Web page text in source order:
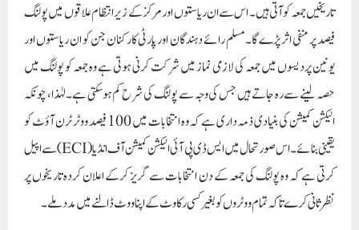
تاریخیں جمعہ کو آتی ہیں۔ اس سے ان ریاستوں اور مرکز کے زیر انتظام علاقوں میں پولنگ
فیصد پر منفی اثر پڑے گا۔مسلم رائے دہندگان اور پارٹی کارکنان جن کو ان ریاستوں اور
یونین پردیسوں میں جمعہ کی لازمی نماز میں شرکت کرنی ہوتی ہے وہ جمعہ کو پولنگ میں
حصہ لینے سے رہ جاتے ہیں جس کی وجہ سے پولنگ کی شرح کم ہوسکتی ہے۔لہٰذا، چونکہ
الیکشن کمیشن کی بنیادی ذمہ داری ہے کہ وہ انتخابات میں 100 فیصد ووٹر ٹرن آؤٹ کو
یقینی بنائے۔ اس صورتحال میں ایس ڈی پی آئی الیکشن کمیشن آف انڈیا (ECI) سے اپیل
کرتی ہے کہ وہ پولنگ کی جمعہ کے دن انتخابات سے گریز کرکے اعلان کردہ تاریخوں پر
نظر ثانی کرے تاکہ تمام ووٹروں کو بغیر کسی رکاوٹ کے اپنا ووٹ ڈالنے میں مددملے۔